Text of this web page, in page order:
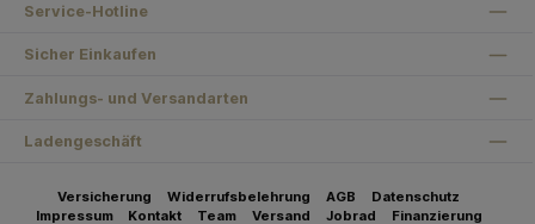
Service-Hotline
Sicher Einkaufen
Zahlungs- und Versandarten
Ladengeschäft
Versicherung Widerrufsbelehrung AGB
Datenschutz
Impressum
Kontakt Team Versand Jobrad
Finanzierung